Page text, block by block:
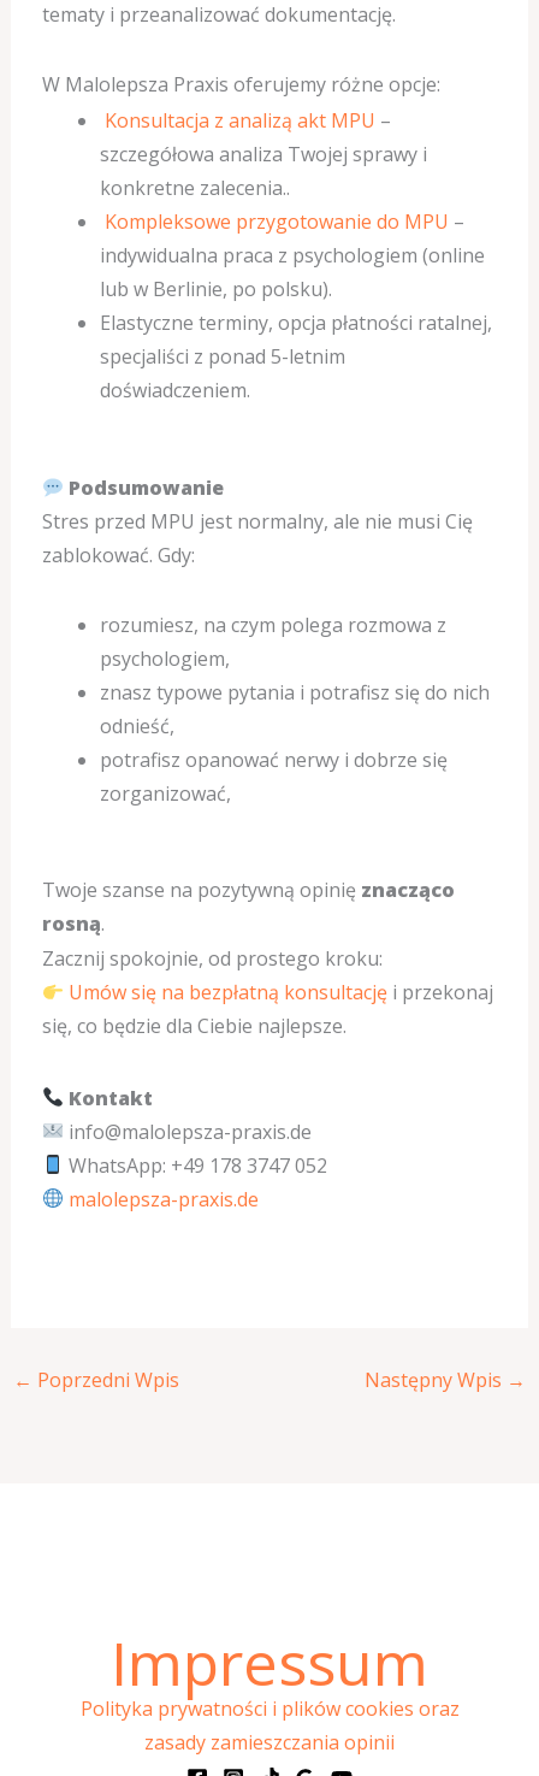
tematy i przeanalizować dokumentację.
W Malolepsza Praxis oferujemy różne opcje:
Konsultacja z analizą akt MPU –
szczegółowa analiza Twojej sprawy i
konkretne zalecenia..
Kompleksowe przygotowanie do MPU –
indywidualna praca z psychologiem (online
lub w Berlinie, po polsku).
Elastyczne terminy, opcja płatności ratalnej,
specjaliści z ponad 5-letnim
doświadczeniem.
Podsumowanie
Stres przed MPU jest normalny, ale nie musi Cię
zablokować. Gdy:
rozumiesz, na czym polega rozmowa z
psychologiem,
znasz typowe pytania i potrafisz się do nich
odnieść,
potrafisz opanować nerwy i dobrze się
zorganizować,
Twoje szanse na pozytywną opinię znacząco
rosną.
Zacznij spokojnie, od prostego kroku:
Umów się na bezpłatną konsultacjęi przekonaj
się, co będzie dla Ciebie najlepsze.
Kontakt
info@malolepsza-praxis.de
WhatsApp: +49 178 3747 052
malolepsza-praxis.de
← Poprzedni Wpis Następny Wpis →
Impressum
Polityka prywatności i plików cookies oraz
zasady zamieszczania opinii